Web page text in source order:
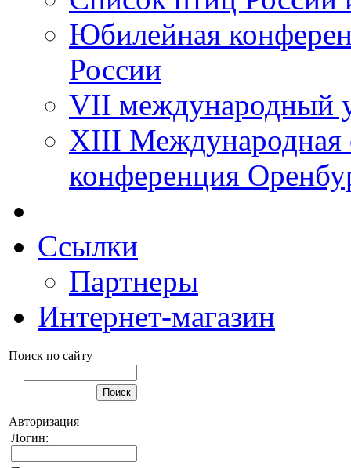
Юбилейная
России
VII международный
XIII Международная
конференция
Ссылки
Партнеры
Интернет-магазин
Поиск по сайту
Авторизация
Логин: